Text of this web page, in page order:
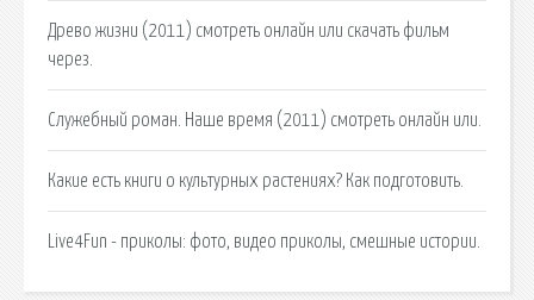
Древо жизни (2011) смотреть онлайн или скачать фильм
через.
Служебный роман. Наше время (2011) смотреть онлайн или.
Какие есть книги о культурных растениях? Как подготовить.
Live4Fun - приколы: фото, видео приколы, смешные истории.